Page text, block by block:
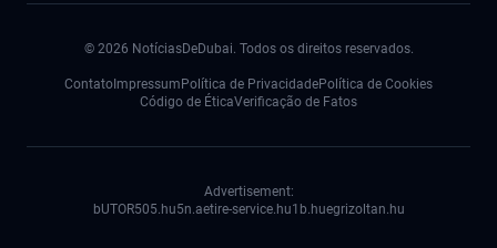
© 2026 NotíciasDeDubai. Todos os direitos reservados.
Contato Impressum Política de PrivacidadePolítica de Cookies
Código de ÉticaVerificação de Fatos
Advertisement:
bUTOR505.hu5n.aetire-service.hu1b.huegrizoltan.hu